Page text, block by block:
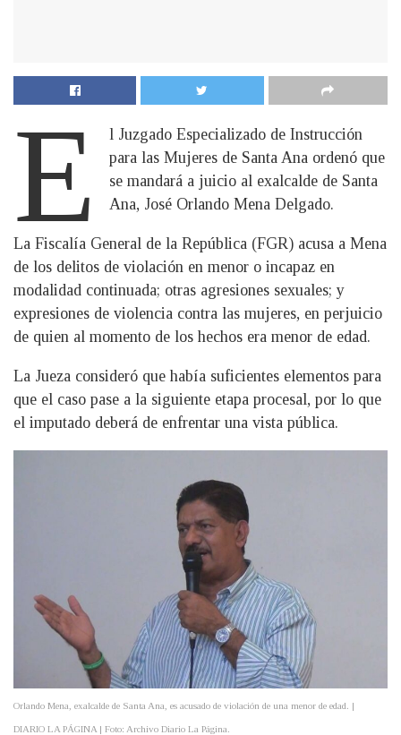
E
l Juzgado Especializado de Instrucción
para las Mujeres de Santa Ana ordenó que
se mandará a juicio al exalcalde de Santa
Ana, José Orlando Mena Delgado.
La Fiscalía General de la República (FGR) acusa a Mena
de los delitos de violación en menor o incapaz en
modalidad continuada; otras agresiones sexuales; y
expresiones de violencia contra las mujeres, en perjuicio
de quien al momento de los hechos era menor de edad.
La Jueza consideró que había suficientes elementos para
que el caso pase a la siguiente etapa procesal, por lo que
el imputado deberá de enfrentar una vista pública.
Orlando Mena, exalcalde de Santa Ana, es acusado de violación de una menor de edad. |
DIARIO LA PÁGINA | Foto: Archivo Diario La Página.